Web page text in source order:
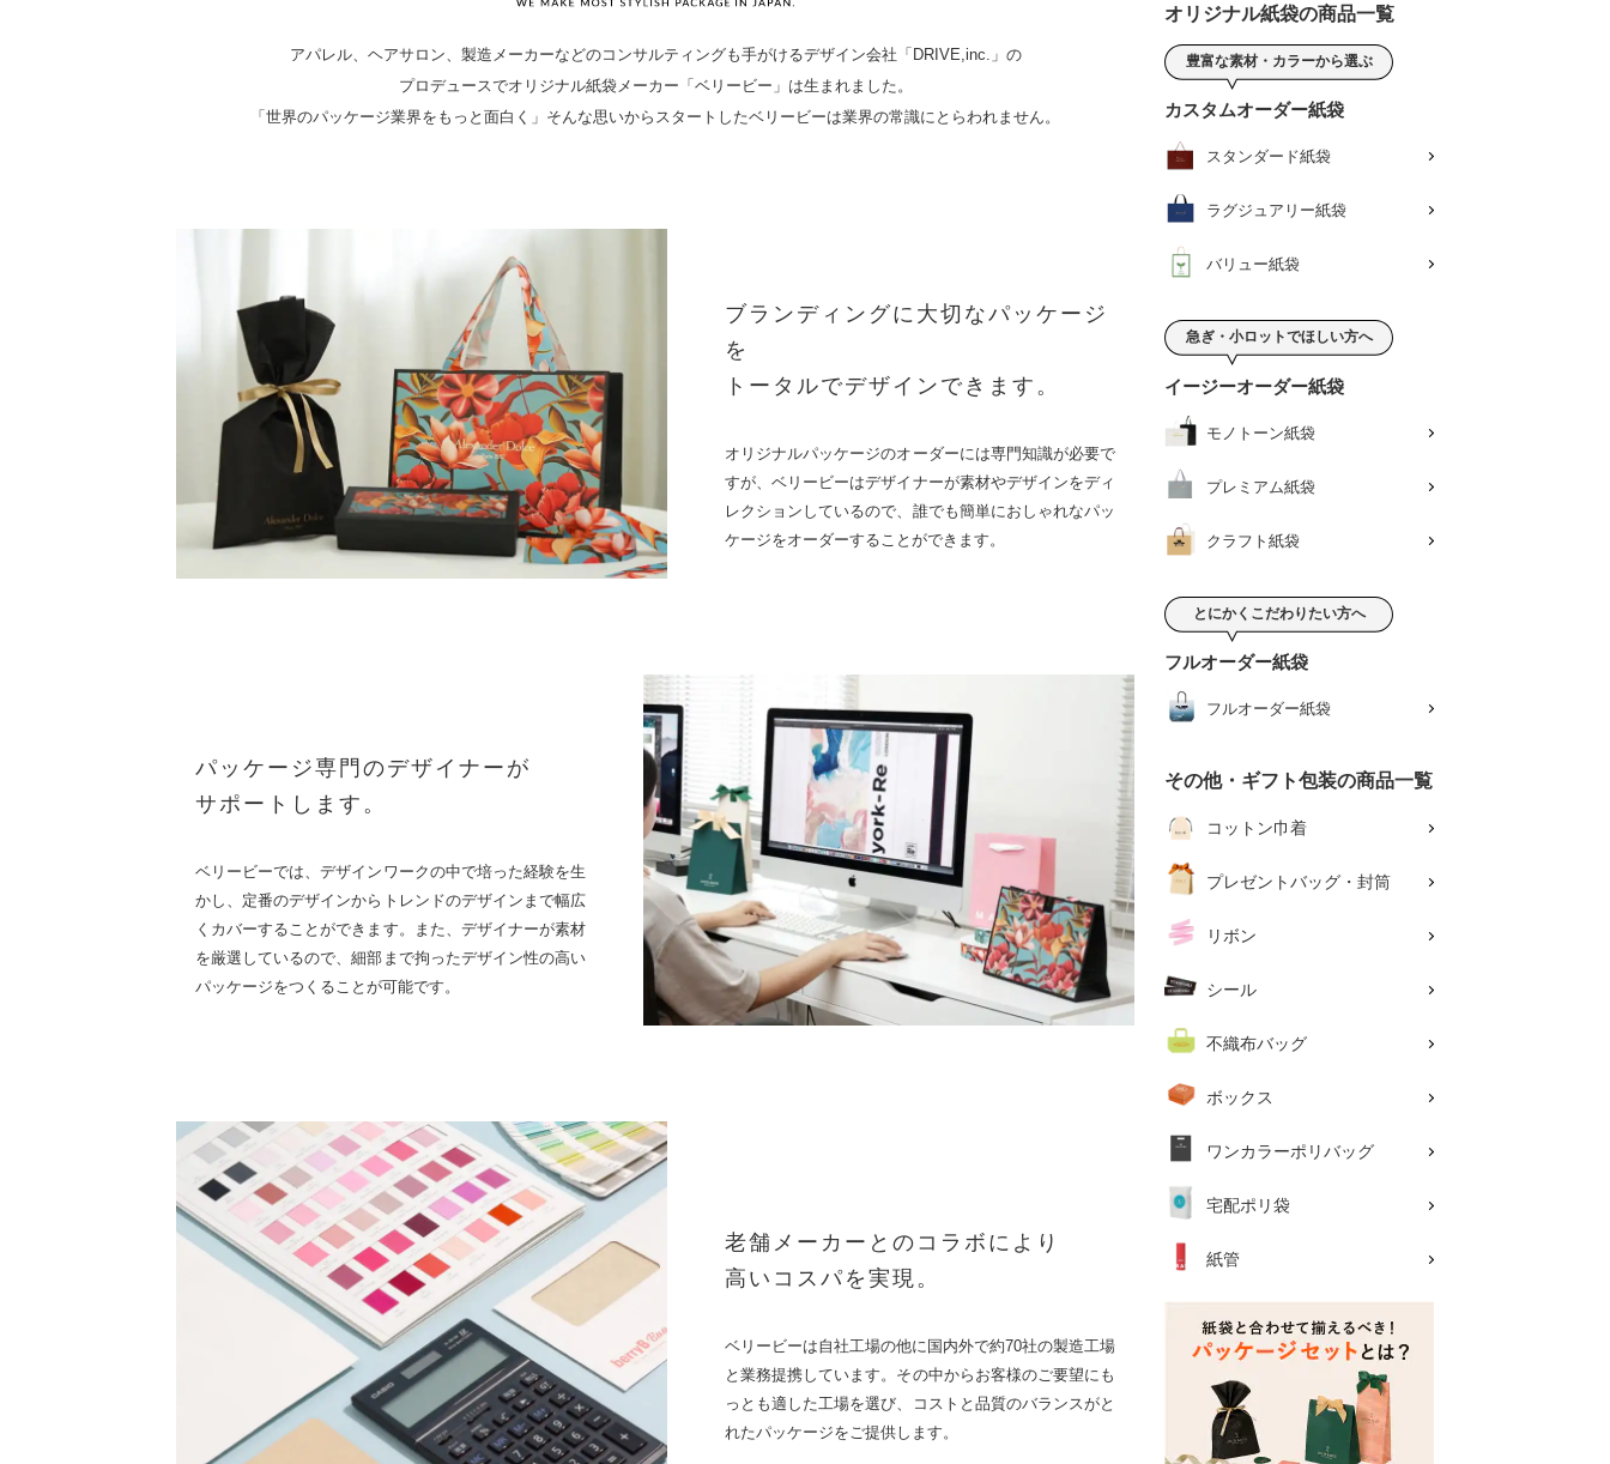
アパレル、ヘアサロン、製造メーカーなどのコンサルティングも手がけるデザイン会社「DRIVE,inc.」の
プロデュースでオリジナル紙袋メーカー「ベリービー」は生まれました。
「世界のパッケージ業界をもっと面白く」そんな思いからスタートしたベリービーは業界の常識にとらわれません。
ブランディングに大切なパッケージ
を
トータルでデザインできます。
オリジナルパッケージのオーダーには専門知識が必要で
すが、ベリービーはデザイナーが素材やデザインをディ
レクションしているので、誰でも簡単におしゃれなパッ
ケージをオーダーすることができます。
パッケージ専門のデザイナーが
サポートします。
ベリービーでは、デザインワークの中で培った経験を生
かし、定番のデザインからトレンドのデザインまで幅広
くカバーすることができます。また、デザイナーが素材
を厳選しているので、細部まで拘ったデザイン性の高い
パッケージをつくることが可能です。
老舗メーカーとのコラボにより
高いコスパを実現。
ベリービーは自社工場の他に国内外で約70社の製造工場
と業務提携しています。その中からお客様のご要望にも
っとも適した工場を選び、コストと品質のバランスがと
れたパッケージをご提供します。
オリジナル紙袋の商品一覧
豊富な素材・カラーから選ぶ
カスタムオーダー紙袋
スタンダード紙袋
ラグジュアリー紙袋
バリュー紙袋
急ぎ・小ロットでほしい方へ
イージーオーダー紙袋
モノトーン紙袋
プレミアム紙袋
クラフト紙袋
とにかくこだわりたい方へ
フルオーダー紙袋
フルオーダー紙袋
その他・ギフト包装の商品一覧
コットン巾着
プレゼントバッグ・封筒
リボン
シール
不織布バッグ
ボックス
ワンカラーポリバッグ
宅配ポリ袋
紙管